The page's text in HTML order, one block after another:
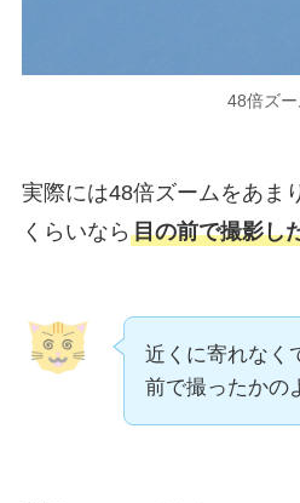
48倍ズー
実際には48倍ズームをあま
くらいなら 目の前で撮影し
近くに寄れなく
前で撮ったかの